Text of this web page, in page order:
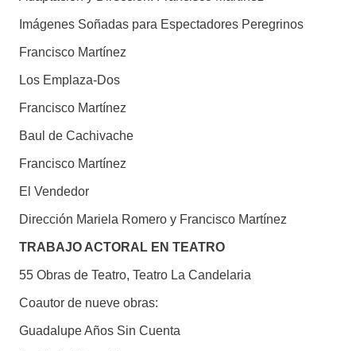
Imágenes Soñadas para Espectadores Peregrinos
Francisco Martínez
Los Emplaza-Dos
Francisco Martínez
Baul de Cachivache
Francisco Martínez
El Vendedor
Dirección Mariela Romero y Francisco Martínez
TRABAJO ACTORAL EN TEATRO
55 Obras de Teatro, Teatro La Candelaria
Coautor de nueve obras:
Guadalupe Años Sin Cuenta